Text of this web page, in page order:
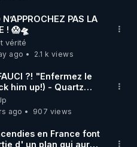
rdlr_thierrycasasnovas/
RGNR (stages,
N’APPROCHEZ PAS LA
! 😱🛸
vérité
ago
2.1 k views
?! "Enfermez le
him up!) - Quartz
ago
907 views
en France font
d' un plan qui aurait